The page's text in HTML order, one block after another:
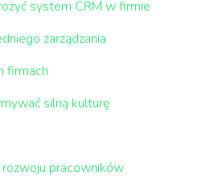
system CRM w firmie
zarządzania
firmach
silną kulturę
pracowników